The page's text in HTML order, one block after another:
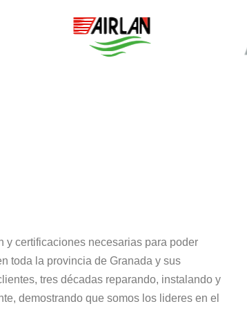
y certificaciones necesarias para poder
toda la provincia de Granada y sus
tres décadas reparando, instalando y
demostrando que somos los lideres en el